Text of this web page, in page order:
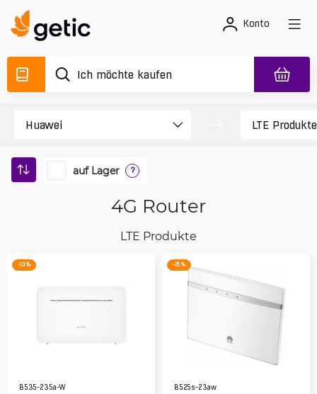
Konto
auf Lager ?
4G Router
LTE Produkte
-13 %
B535-235a-W
-21 %
B525s-23aw